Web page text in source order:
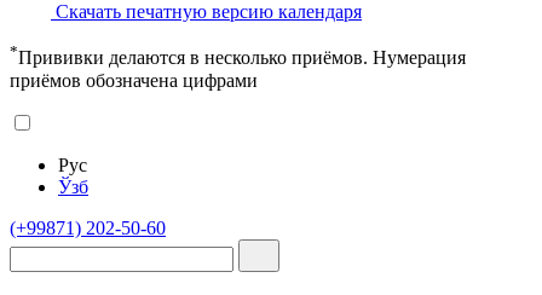
Скачать печатную версию календаря
*Прививки делаются в несколько приёмов. Нумерация
приёмов обозначена цифрами
Рус
Ўзб
(+99871) 202-50-60